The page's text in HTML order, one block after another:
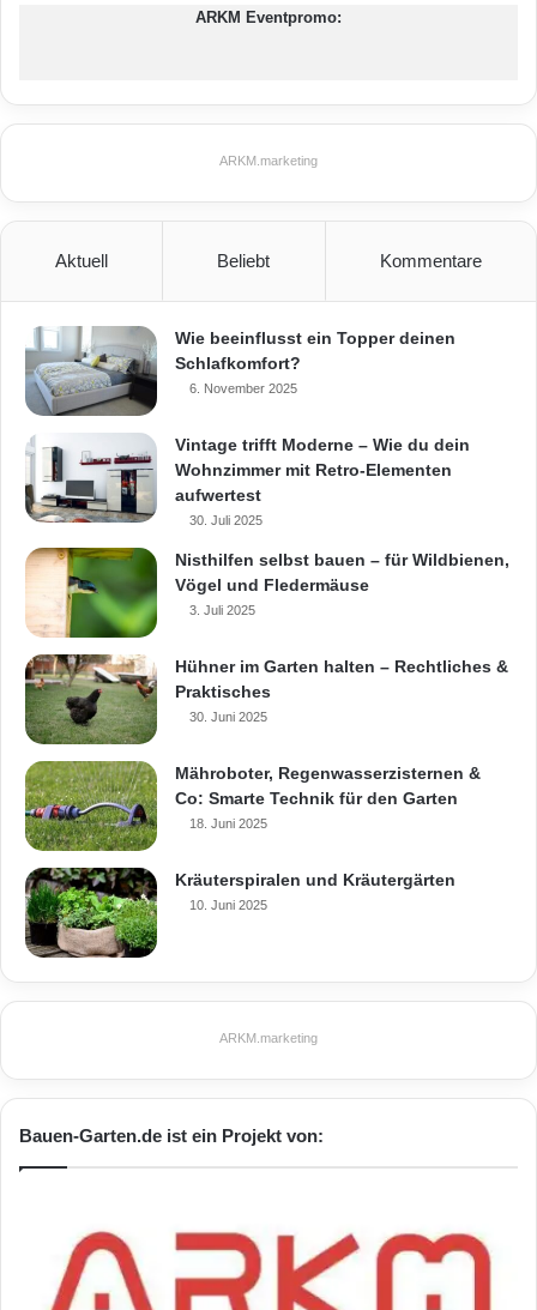
ARKM Eventpromo:
ARKM.marketing
Aktuell Beliebt Kommentare
Wie beeinflusst ein Topper deinen
Schlafkomfort?
6. November 2025
Vintage trifft Moderne – Wie du dein
Wohnzimmer mit Retro-Elementen
aufwertest
30. Juli 2025
Nisthilfen selbst bauen – für Wildbienen,
Vögel und Fledermäuse
3. Juli 2025
Hühner im Garten halten – Rechtliches &
Praktisches
30. Juni 2025
Mähroboter, Regenwasserzisternen &
Co: Smarte Technik für den Garten
18. Juni 2025
Kräuterspiralen und Kräutergärten
10. Juni 2025
ARKM.marketing
Bauen-Garten.de ist ein Projekt von: